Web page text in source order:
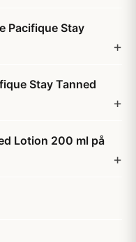
Pacifique Stay
Stay Tanned
Lotion 200 ml på